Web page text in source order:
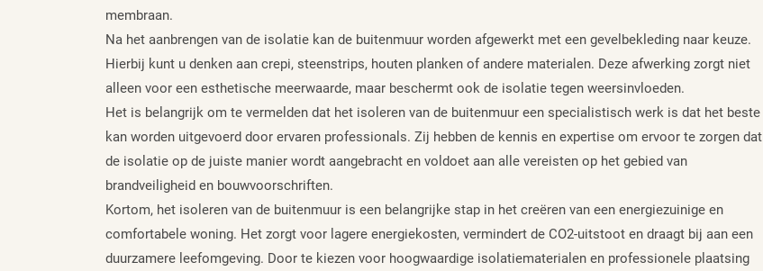
membraan.
Na het aanbrengen van de isolatie kan de buitenmuur worden afgewerkt met een gevelbekleding naar keuze.
Hierbij kunt u denken aan crepi, steenstrips, houten planken of andere materialen. Deze afwerking zorgt niet
alleen voor een esthetische meerwaarde, maar beschermt ook de isolatie tegen weersinvloeden.
Het is belangrijk om te vermelden dat het isoleren van de buitenmuur een specialistisch werk is dat het beste
kan worden uitgevoerd door ervaren professionals. Zij hebben de kennis en expertise om ervoor te zorgen dat
de isolatie op de juiste manier wordt aangebracht en voldoet aan alle vereisten op het gebied van
brandveiligheid en bouwvoorschriften.
Kortom, het isoleren van de buitenmuur is een belangrijke stap in het creëren van een energiezuinige en
comfortabele woning. Het zorgt voor lagere energiekosten, vermindert de CO2-uitstoot en draagt bij aan een
duurzamere leefomgeving. Door te kiezen voor hoogwaardige isolatiematerialen en professionele plaatsing